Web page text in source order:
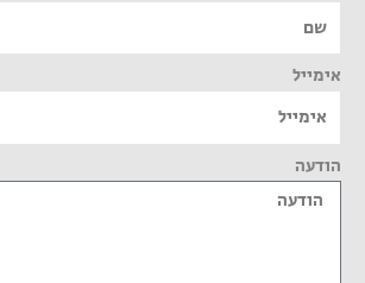
אימייל
הודעה